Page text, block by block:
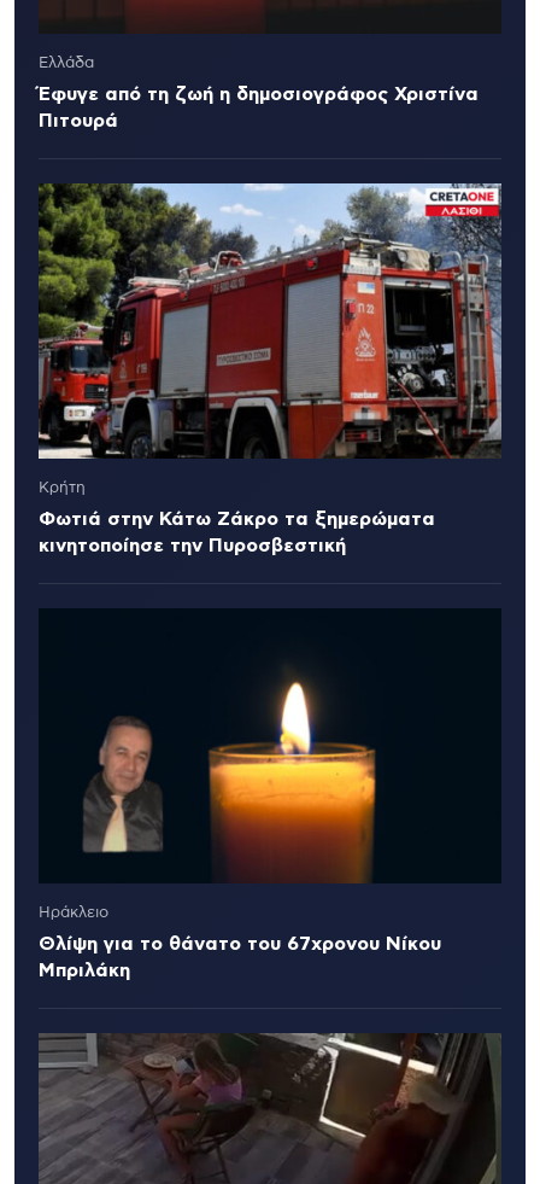
Ελλάδα
Έφυγε από τη ζωή η δημοσιογράφος Χριστίνα
Πιτουρά
Κρήτη
Φωτιά στην Κάτω Ζάκρο τα ξημερώματα
κινητοποίησε την Πυροσβεστική
Ηράκλειο
Θλίψη για το θάνατο του 67χρονου Νίκου
Μπριλάκη